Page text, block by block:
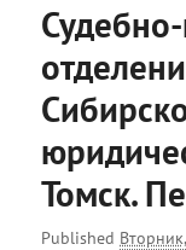
Томск.
Published